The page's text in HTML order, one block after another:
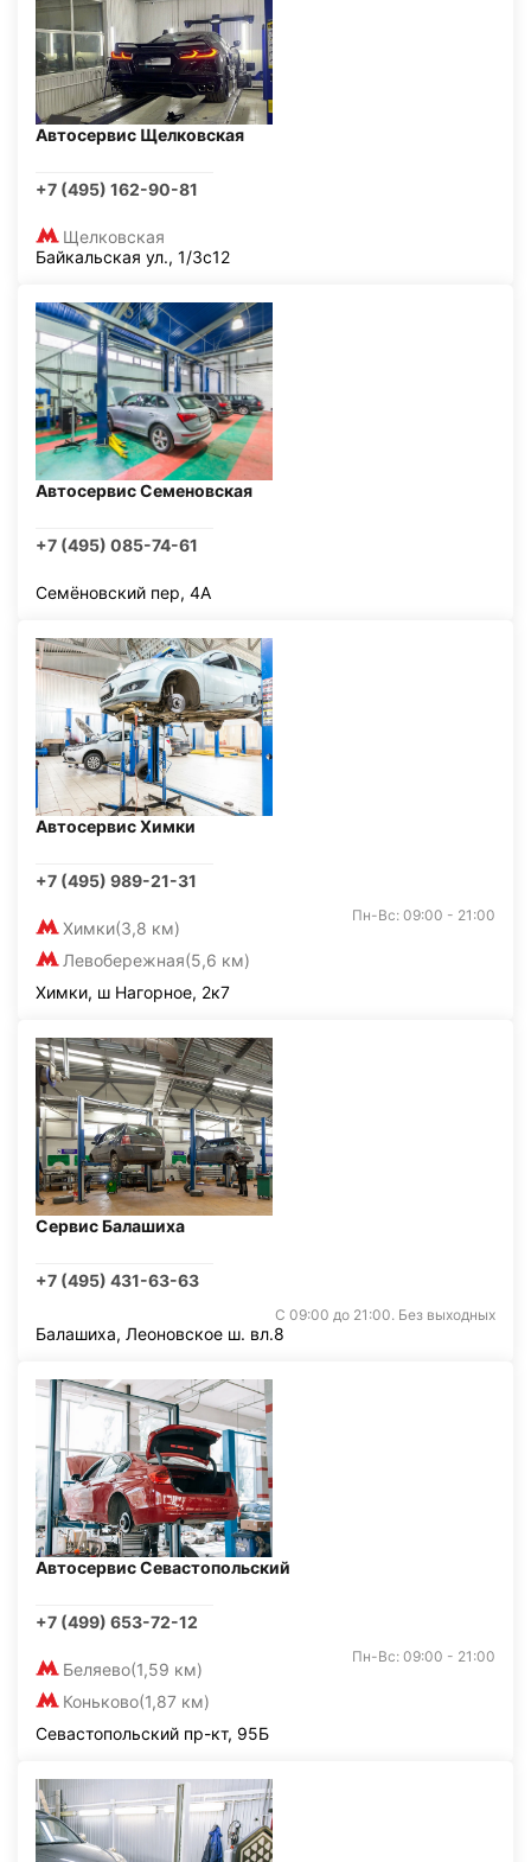
Автосервис Щелковская
+7 (495) 162-90-81
Щелковская
Байкальская ул., 1/3с12
Автосервис Семеновская
+7 (495) 085-74-61
Семёновский пер, 4А
Автосервис Химки
+7 (495) 989-21-31
Химки(3,8 км)
Левобережная(5,6 км)
Пн-Вс: 09:00 - 21:00
Химки, ш Нагорное, 2к7
Сервис Балашиха
+7 (495) 431-63-63
С 09:00 до 21:00. Без выходных
Балашиха, Леоновское ш. вл.8
Автосервис Севастопольский
+7 (499) 653-72-12
Беляево(1,59 км)
Коньково(1,87 км)
Пн-Вс: 09:00 - 21:00
Севастопольский пр-кт, 95Б